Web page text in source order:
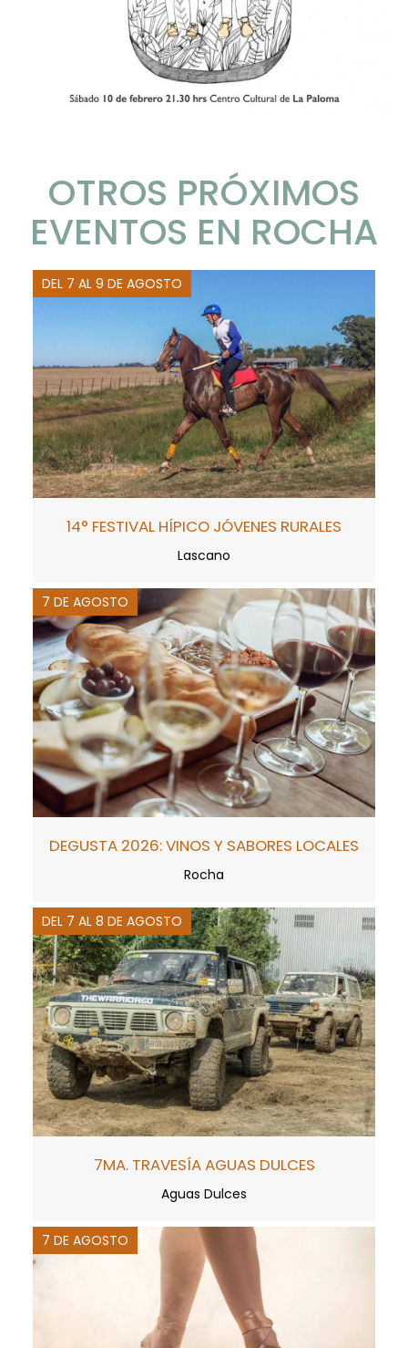
OTROS PRÓXIMOS
EVENTOS EN ROCHA
DEL 7 AL 9 DE AGOSTO
14° FESTIVAL HÍPICO JÓVENES RURALES
Lascano
7 DE AGOSTO
DEGUSTA 2026: VINOS Y SABORES LOCALES
Rocha
DEL 7 AL 8 DE AGOSTO
7MA. TRAVESÍA AGUAS DULCES
Aguas Dulces
7 DE AGOSTO